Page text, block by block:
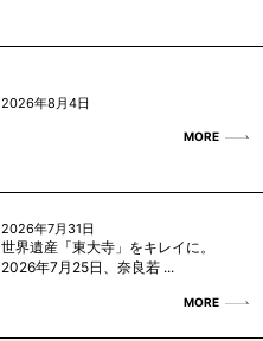
2026年8月4日
MORE
2026年7月31日
世界遺産「東大寺」をキレイに。
2026年7月25日、奈良若 ...
MORE